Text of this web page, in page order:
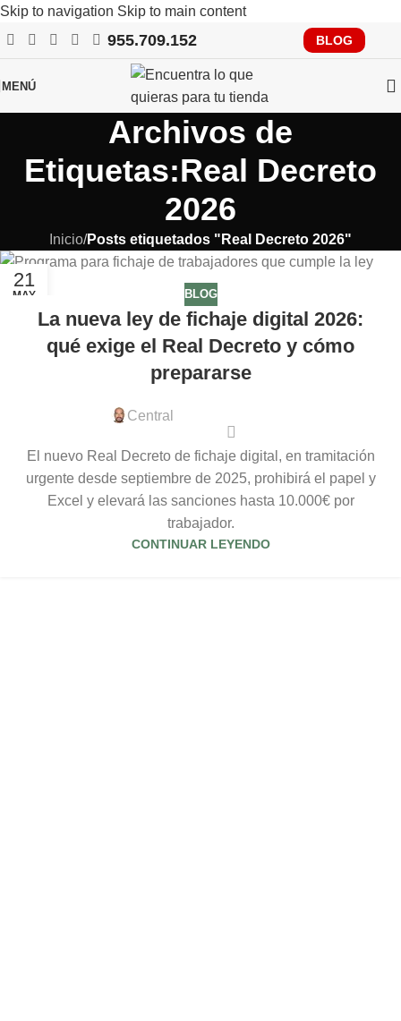
Skip to navigation Skip to main content
RECUERDA QUE PRONTO TENDRÁS QUE CUMPLIR CON
VERIFACTU, CONSÚLTANOS
955.709.152 BLOG
MENÚ
Archivos de
Etiquetas:Real Decreto
2026
Inicio/Posts etiquetados "Real Decreto 2026"
21
MAY BLOG
La nueva ley de fichaje digital 2026:
qué exige el Real Decreto y cómo
prepararse
Central
El nuevo Real Decreto de fichaje digital, en tramitación
urgente desde septiembre de 2025, prohibirá el papel y
Excel y elevará las sanciones hasta 10.000€ por
trabajador.
CONTINUAR LEYENDO